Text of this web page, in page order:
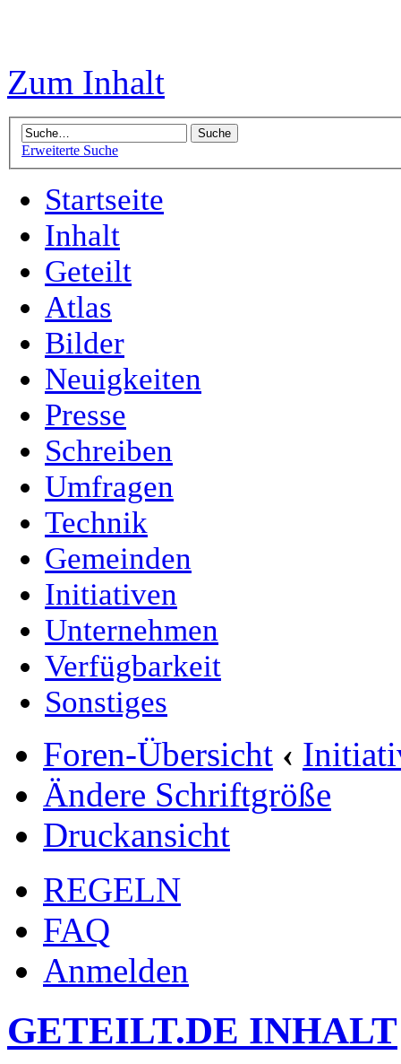
Zum Inhalt
Erweiterte Suche
Startseite
Inhalt
Geteilt
Atlas
Bilder
Neuigkeiten
Presse
Schreiben
Umfragen
Technik
Gemeinden
Initiativen
Unternehmen
Verfügbarkeit
Sonstiges
Foren-Übersicht ‹
Ändere Schriftgröße
Druckansicht
REGELN
FAQ
Anmelden
GETEILT.DE INHALT